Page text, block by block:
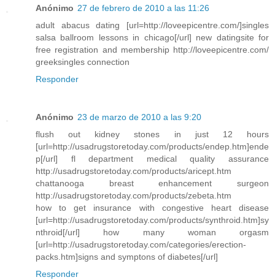
Anónimo 27 de febrero de 2010 a las 11:26
adult abacus dating [url=http://loveepicentre.com/]singles
salsa ballroom lessons in chicago[/url] new datingsite for
free registration and membership http://loveepicentre.com/
greeksingles connection
Responder
Anónimo 23 de marzo de 2010 a las 9:20
flush out kidney stones in just 12 hours
[url=http://usadrugstoretoday.com/products/endep.htm]ende
p[/url] fl department medical quality assurance
http://usadrugstoretoday.com/products/aricept.htm
chattanooga breast enhancement surgeon
http://usadrugstoretoday.com/products/zebeta.htm
how to get insurance with congestive heart disease
[url=http://usadrugstoretoday.com/products/synthroid.htm]sy
nthroid[/url] how many woman orgasm
[url=http://usadrugstoretoday.com/categories/erection-
packs.htm]signs and symptons of diabetes[/url]
Responder